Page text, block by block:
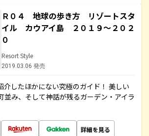
Ｒ０４ 地球の歩き方 リゾートスタ
イル カウアイ島 ２０１９～２０２
０
Resort Style
2019.03.06 発売
介したほかにない究極のガイド！ 美しい
並み、そして神話が残るガーデン・アイラ
詳細を見る